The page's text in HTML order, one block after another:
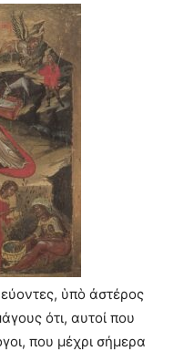
ὑπὸ ἀστέρος
ότι, αυτοί που
που μέχρι σήμερα